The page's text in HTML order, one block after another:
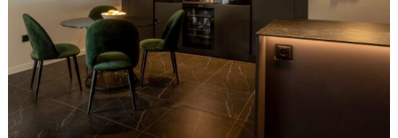
cómo
evitarlos
desde
principio)